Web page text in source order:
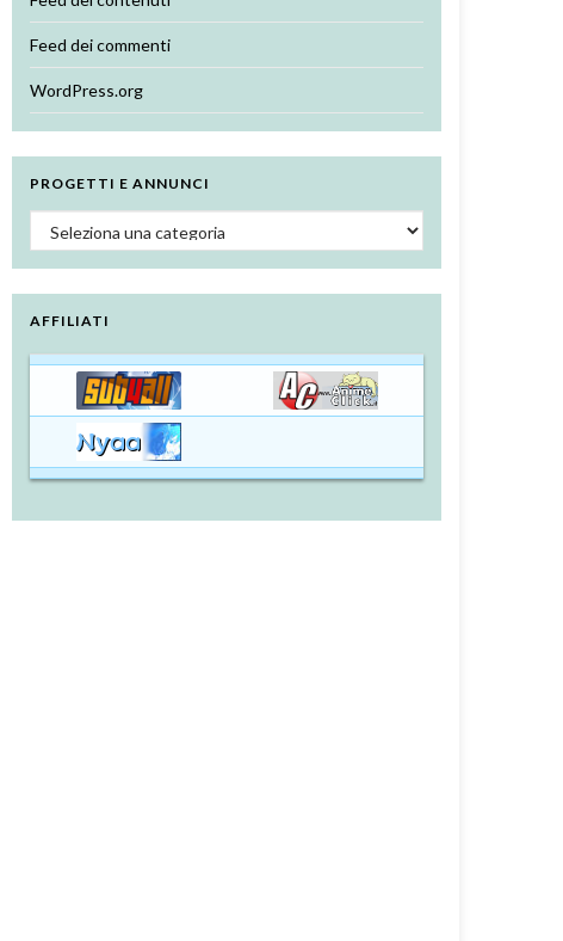
Feed dei commenti
WordPress.org
PROGETTI E ANNUNCI
Progetti e annunci
AFFILIATI